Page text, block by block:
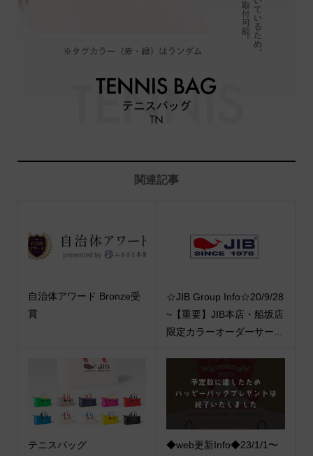
関連記事
自治体アワード Bronze受
賞
☆JIB Group Info☆20/9/28
~【重要】JIB本店・船坂店
限定カラーオーダーサー...
テニスバッグ
◆web更新Info◆23/1/1〜